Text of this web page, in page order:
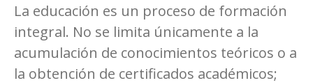
La educación es un proceso de formación
integral. No se limita únicamente a la
acumulación de conocimientos teóricos o a
la obtención de certificados académicos;